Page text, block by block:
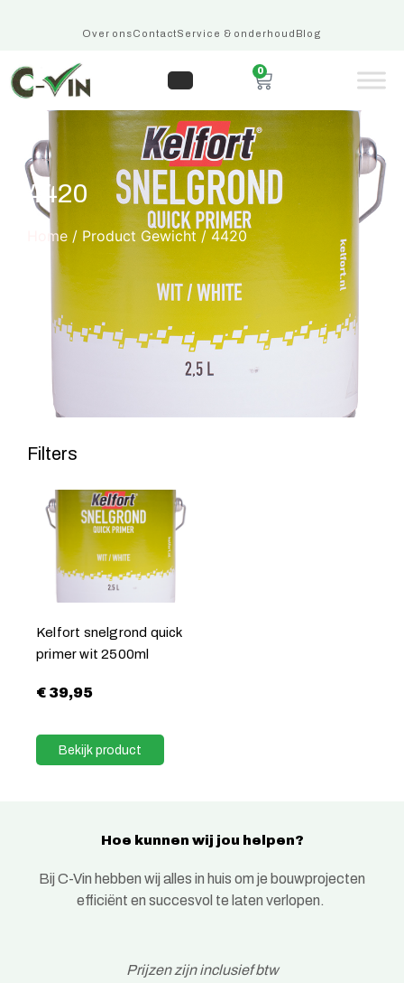
Over onsContactService & onderhoudBlog
0
4420
Home / Product Gewicht / 4420
Filters
Kelfort snelgrond quick
primer wit 2500ml
€39,95
Bekijk product
Hoe kunnen wij jou helpen?
Bij C-Vin hebben wij alles in huis om je bouwprojecten
efficiënt en succesvol te laten verlopen.
Prijzen zijn inclusief btw